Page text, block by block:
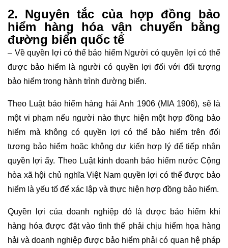
2. Nguyên tắc của hợp đồng bảo
hiểm hàng hóa vận chuyển bằng
đường biển quốc tế
– Về quyền lợi có thể bảo hiểm Người có quyền lợi có thể
được bảo hiểm là người có quyền lợi đối với đối tượng
bảo hiểm trong hành trình đường biển.
Theo Luật bảo hiểm hàng hải Anh 1906 (MIA 1906), sẽ là
một vi phạm nếu người nào thực hiện một hợp đồng bảo
hiểm mà không có quyền lợi có thể bảo hiểm trên đối
tượng bảo hiểm hoặc không dự kiến hợp lý để tiếp nhận
quyền lợi ấy. Theo Luật kinh doanh bảo hiểm nước Cộng
hòa xã hội chủ nghĩa Việt Nam quyền lợi có thể được bảo
hiểm là yếu tố để xác lập và thực hiện hợp đồng bảo hiểm.
Quyền lợi của doanh nghiệp đó là được bảo hiểm khi
hàng hóa được đặt vào tình thế phải chịu hiểm họa hàng
hải và doanh nghiệp được bảo hiểm phải có quan hệ pháp